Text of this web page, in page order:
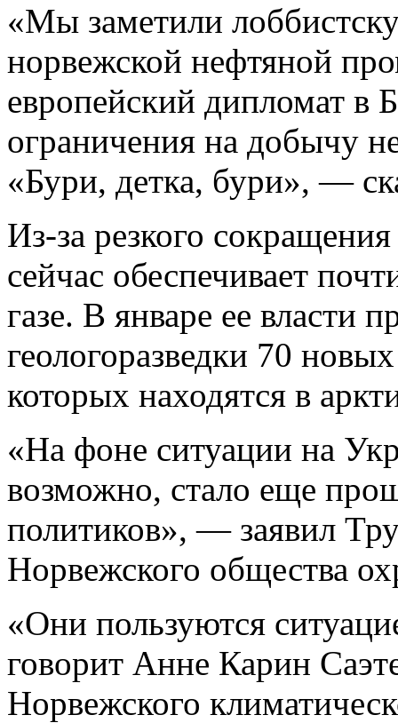
«Мы заметили
норвежской нефтяной
европейский дипломат в
ограничения на добычу
«Бури, детка, бури», —
Из-за резкого
сейчас обеспечивает
газе. В январе ее власти
геологоразведки 70
которых находятся в
«На фоне ситуации на
возможно, стало еще
политиков», — заявил
Норвежского общества
«Они пользуются
говорит Анне Карин
Норвежского